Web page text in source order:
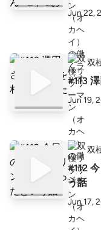
Jun 22,
双
#113
Jun 19,
双
#112
う話
Jun 17,